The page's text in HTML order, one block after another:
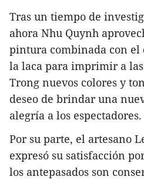
Tras un tiempo de
ahora Nhu Quynh
pintura combinada con el
la laca para imprimir a
Trong nuevos colores y
deseo de brindar una
alegría a los espectadores.
Por su parte, el artesano
expresó su satisfacción
los antepasados son